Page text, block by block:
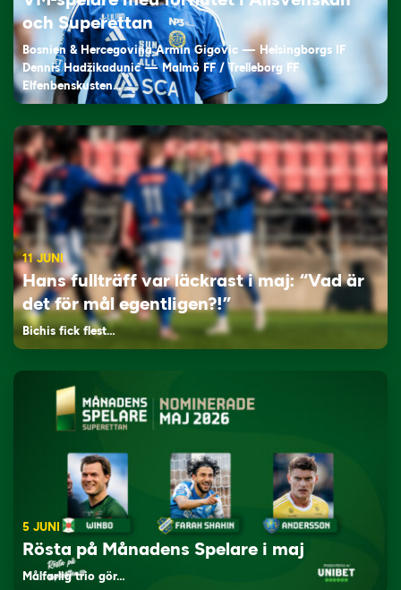
och Superettan
Bosnien & Hercegovina Armin Gigovic — Helsingborgs IF
Dennis Hadžikadunić — Malmö FF / Trelleborg FF
Elfenbenskusten…
11 JUNI
Hans fullträff var läckrast i maj: “Vad är
det för mål egentligen?!”
Bichis fick flest…
5 JUNI
Rösta på Månadens Spelare i maj
Målfarlig trio gör…